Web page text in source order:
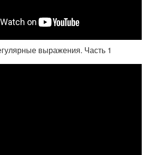
выражения. Часть 1